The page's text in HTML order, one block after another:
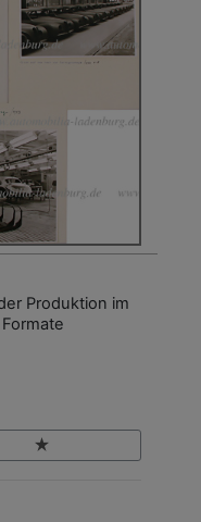
Produktion im